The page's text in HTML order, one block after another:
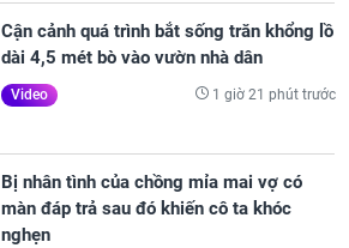
Cận cảnh quá trình bắt sống trăn khổng lồ
dài 4,5 mét bò vào vườn nhà dân
Video 1 giờ 21 phút trước
Bị nhân tình của chồng mỉa mai vợ có
màn đáp trả sau đó khiến cô ta khóc
nghẹn